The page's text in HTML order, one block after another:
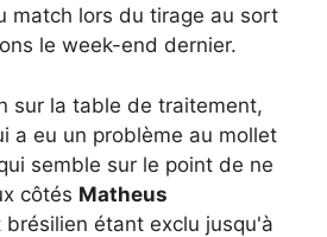
match lors du tirage au sort
le week-end dernier.
sur la table de traitement,
a eu un problème au mollet
semble sur le point de ne
côtés Matheus
étant exclu jusqu'à